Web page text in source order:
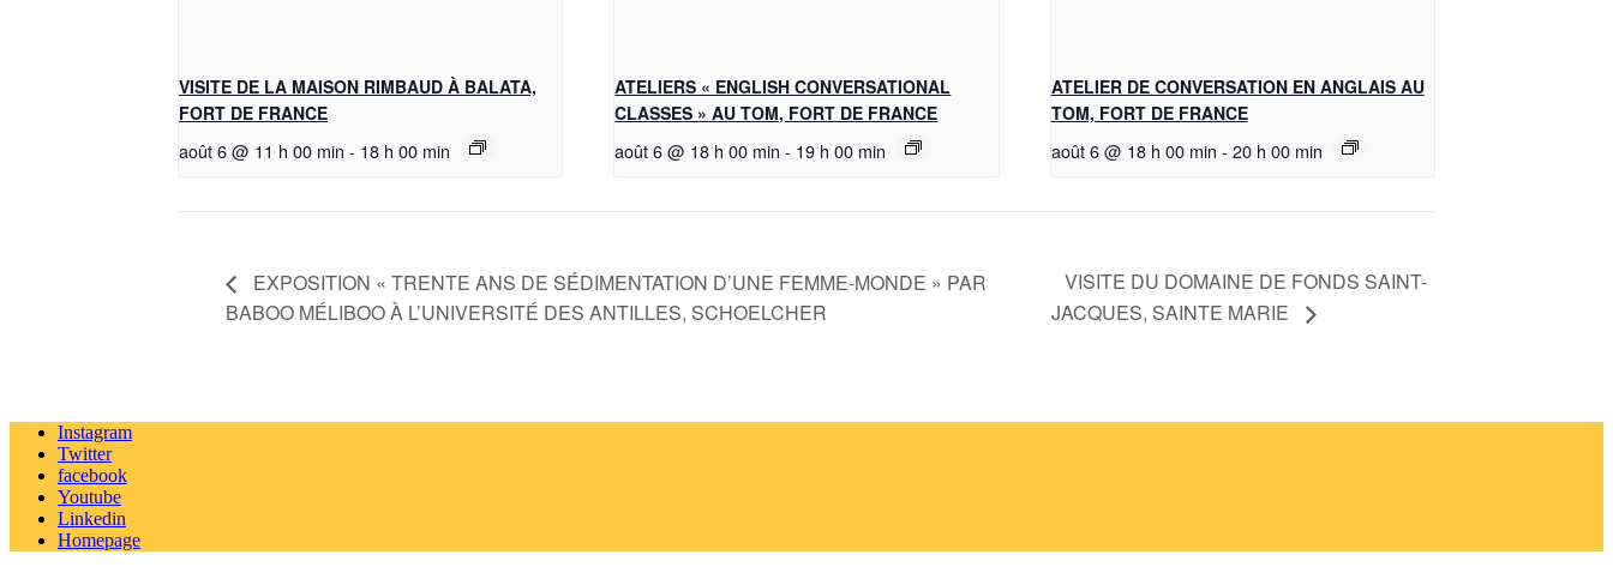
VISITE DE LA MAISON RIMBAUD À BALATA,
FORT DE FRANCE
août 6 @ 11 h 00 min - 18 h 00 min
ATELIERS « ENGLISH CONVERSATIONAL
CLASSES » AU TOM, FORT DE FRANCE
août 6 @ 18 h 00 min - 19 h 00 min
ATELIER DE CONVERSATION EN ANGLAIS AU
TOM, FORT DE FRANCE
août 6 @ 18 h 00 min - 20 h 00 min
EXPOSITION « TRENTE ANS DE SÉDIMENTATION D’UNE FEMME-MONDE » PAR
BABOO MÉLIBOO À L’UNIVERSITÉ DES ANTILLES, SCHOELCHER
VISITE DU DOMAINE DE FONDS SAINT-
JACQUES, SAINTE MARIE
Instagram
Twitter
facebook
Youtube
Linkedin
Homepage